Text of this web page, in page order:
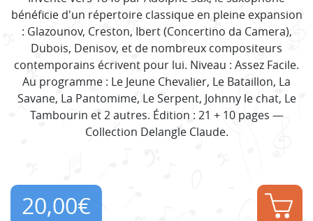
bénéficie d'un répertoire classique en pleine expansion
: Glazounov, Creston, Ibert (Concertino da Camera),
Dubois, Denisov, et de nombreux compositeurs
contemporains écrivent pour lui. Niveau : Assez Facile.
Au programme : Le Jeune Chevalier, Le Bataillon, La
Savane, La Pantomime, Le Serpent, Johnny le chat, Le
Tambourin et 2 autres. Édition : 21 + 10 pages —
Collection Delangle Claude.
20,00€